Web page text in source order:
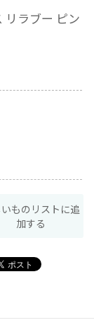
リラブー ピン
ものリストに追
加する